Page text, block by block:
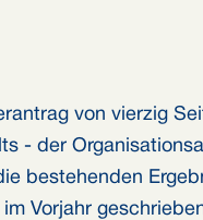
von vierzig
- der
bestehenden
Vorjahr